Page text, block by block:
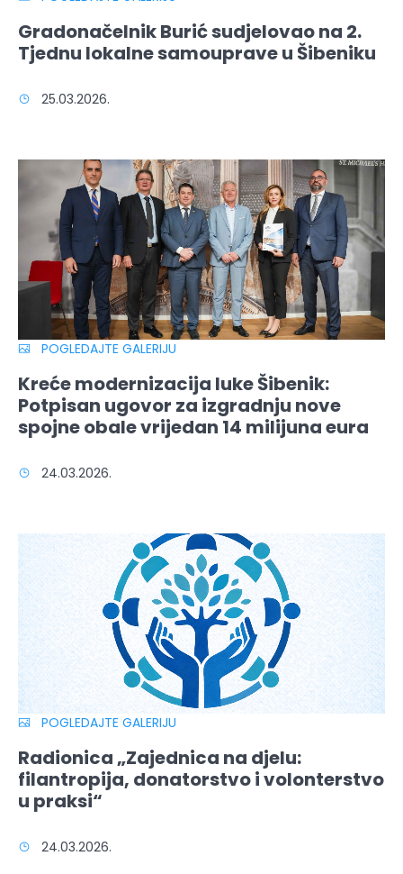
Gradonačelnik Burić sudjelovao na 2.
Tjednu lokalne samouprave u Šibeniku
25.03.2026.
POGLEDAJTE GALERIJU
Kreće modernizacija luke Šibenik:
Potpisan ugovor za izgradnju nove
spojne obale vrijedan 14 milijuna eura
24.03.2026.
POGLEDAJTE GALERIJU
Radionica „Zajednica na djelu:
filantropija, donatorstvo i volonterstvo
u praksi“
24.03.2026.